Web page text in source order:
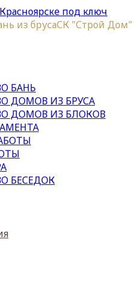
из брусаСК "Строй Дом"
БАНЬ
ДОМОВ ИЗ БРУСА
ДОМОВ ИЗ БЛОКОВ
БЕСЕДОК